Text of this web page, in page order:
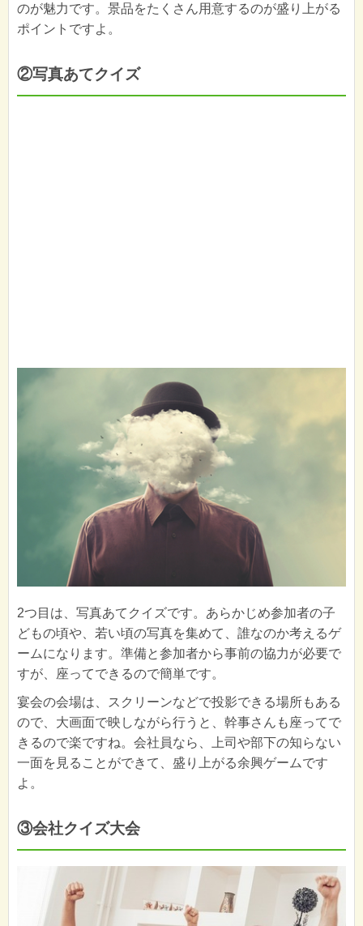
のが魅力です。景品をたくさん用意するのが盛り上がる
ポイントですよ。
②写真あてクイズ
2つ目は、写真あてクイズです。あらかじめ参加者の子
どもの頃や、若い頃の写真を集めて、誰なのか考えるゲ
ームになります。準備と参加者から事前の協力が必要で
すが、座ってできるので簡単です。
宴会の会場は、スクリーンなどで投影できる場所もある
ので、大画面で映しながら行うと、幹事さんも座ってで
きるので楽ですね。会社員なら、上司や部下の知らない
一面を見ることができて、盛り上がる余興ゲームです
よ。
③会社クイズ大会